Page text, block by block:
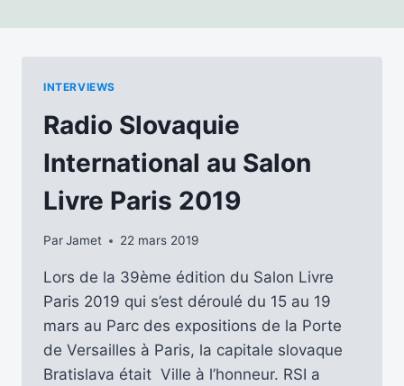
INTERVIEWS
Radio Slovaquie
International au Salon
Livre Paris 2019
ParJamet 22 mars 2019
Lors de la 39ème édition du Salon Livre
Paris 2019 qui s’est déroulé du 15 au 19
mars au Parc des expositions de la Porte
de Versailles à Paris, la capitale slovaque
Bratislava était Ville à l’honneur. RSI a